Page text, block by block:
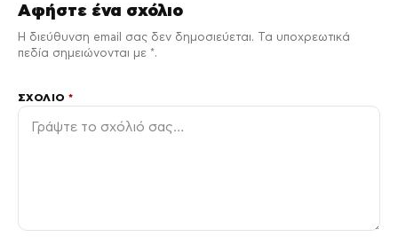
Αφήστε ένα σχόλιο
Η διεύθυνση email σας δεν δημοσιεύεται. Τα υποχρεωτικά
πεδία σημειώνονται με *.
ΣΧΌΛΙΟ*